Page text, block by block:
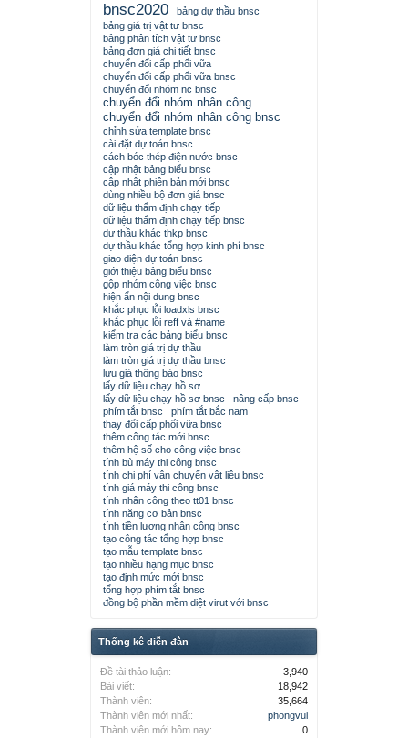
bnsc2020
bảng dự thầu bnsc
bảng giá trị vật tư bnsc
bảng phân tích vật tư bnsc
bảng đơn giá chi tiết bnsc
chuyển đổi cấp phối vữa
chuyển đổi cấp phối vữa bnsc
chuyển đổi nhóm nc bnsc
chuyển đổi nhóm nhân công
chuyển đổi nhóm nhân công bnsc
chỉnh sửa template bnsc
cài đặt dự toán bnsc
cách bóc thép điện nước bnsc
cập nhật bảng biểu bnsc
cập nhật phiên bản mới bnsc
dùng nhiều bộ đơn giá bnsc
dữ liệu thẩm định chạy tiếp
dữ liệu thẩm định chạy tiếp bnsc
dự thầu khác thkp bnsc
dự thầu khác tổng hợp kinh phí bnsc
giao diện dự toán bnsc
giới thiệu bảng biểu bnsc
gộp nhóm công việc bnsc
hiện ẩn nội dung bnsc
khắc phục lỗi loadxls bnsc
khắc phục lỗi reff và #name
kiểm tra các bảng biểu bnsc
làm tròn giá trị dự thầu
làm tròn giá trị dự thầu bnsc
lưu giá thông báo bnsc
lấy dữ liệu chạy hồ sơ
lấy dữ liệu chạy hồ sơ bnsc
nâng cấp bnsc
phím tắt bnsc
phím tắt bắc nam
thay đổi cấp phối vữa bnsc
thêm công tác mới bnsc
thêm hệ số cho công việc bnsc
tính bù máy thi công bnsc
tính chi phí vận chuyển vật liệu bnsc
tính giá máy thi công bnsc
tính nhân công theo tt01 bnsc
tính năng cơ bản bnsc
tính tiền lương nhân công bnsc
tạo công tác tổng hợp bnsc
tạo mẫu template bnsc
tạo nhiều hạng mục bnsc
tạo định mức mới bnsc
tổng hợp phím tắt bnsc
đồng bộ phần mềm diệt virut với bnsc
Thống kê diễn đàn
Đề tài thảo luận:
3,940
Bài viết:
18,942
Thành viên:
35,664
Thành viên mới nhất:
phongvui
Thành viên mới hôm nay:
0